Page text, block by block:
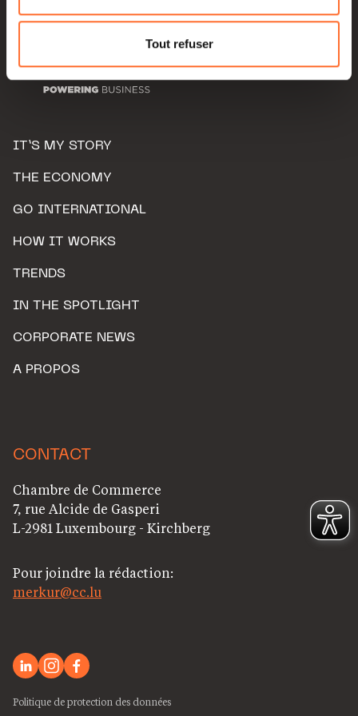
Pour de plus amples informations sur la manière dont
nous utilisons lescookies et sommes amenés à traiter
Charte d’usage des cookieset notrePolitique de
Tout refuser
IT’S MY STORY
THE ECONOMY
GO INTERNATIONAL
HOW IT WORKS
TRENDS
IN THE SPOTLIGHT
CORPORATE NEWS
A PROPOS
CONTACT
Chambre de Commerce
7, rue Alcide de Gasperi
L-2981 Luxembourg - Kirchberg
Pour joindre la rédaction:
merkur@cc.lu
Politique de protection des données